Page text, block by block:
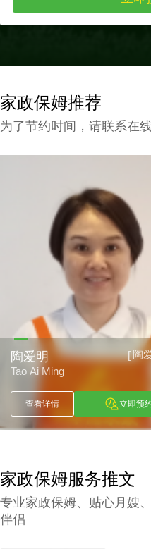
家政保姆推荐
为了节约时间，请联系在
[赖
赖小丽
Lai Xiao Li
查看详情 立即预
家政保姆服务推文
专业家政保姆、贴心月嫂
伴侣